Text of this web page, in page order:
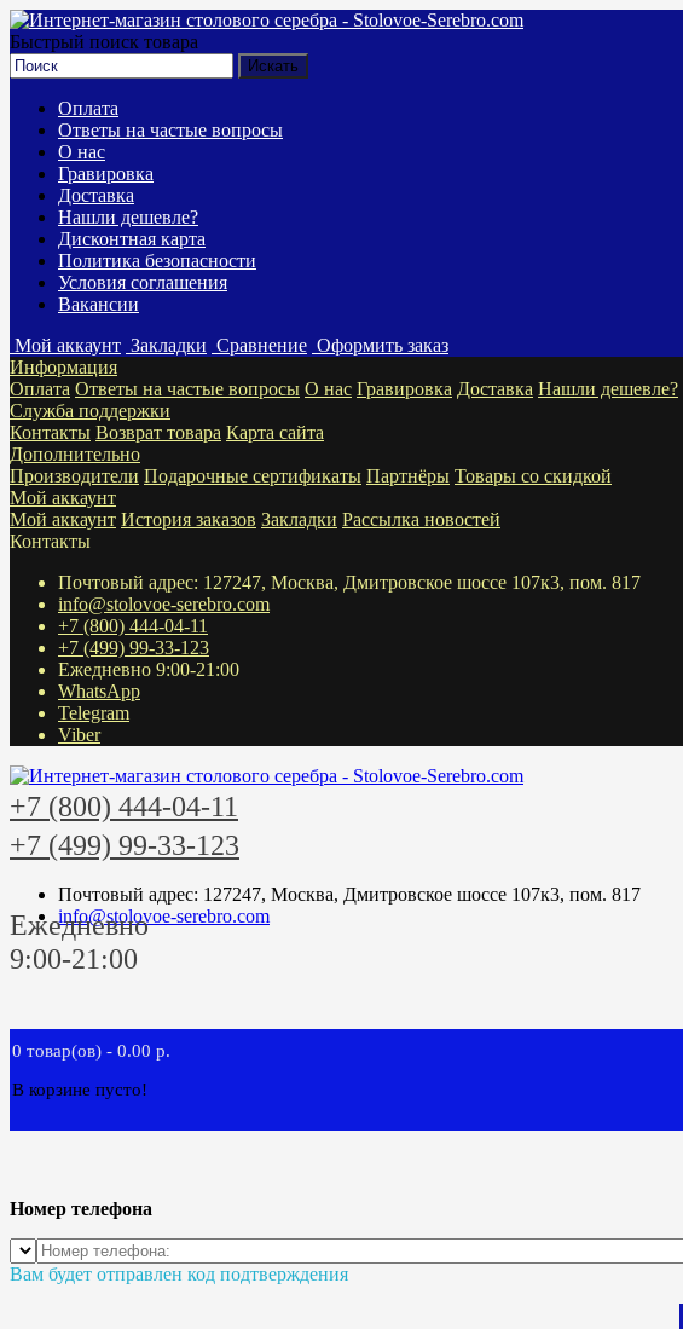
Быстрый поиск товара
Оплата
Ответы на частые вопросы
О нас
Гравировка
Доставка
Нашли дешевле?
Дисконтная карта
Политика безопасности
Условия соглашения
Вакансии
Мой аккаунт Закладки Сравнение Оформить заказ
Информация
Оплата Ответы на частые вопросы О нас Гравировка Доставка Нашли дешевле?
Служба поддержки
Контакты Возврат товара Карта сайта
Дополнительно
Производители Подарочные сертификаты Партнёры Товары со скидкой
Мой аккаунт
Мой аккаунт История заказов Закладки Рассылка новостей
Контакты
Почтовый адрес: 127247, Москва, Дмитровское шоссе 107к3, пом. 817
info@stolovoe-serebro.com
+7 (800) 444-04-11
+7 (499) 99-33-123
Ежедневно 9:00-21:00
WhatsApp
Telegram
Viber
+7 (800) 444-04-11
+7 (499) 99-33-123
Почтовый адрес: 127247, Москва, Дмитровское шоссе 107к3, пом. 817
info@stolovoe-serebro.com
Ежедневно
9:00-21:00
0 товар(ов) - 0.00 р.
В корзине пусто!
Номер телефона
Вам будет отправлен код подтверждения